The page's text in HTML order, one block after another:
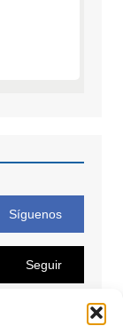
Síguenos
Seguir